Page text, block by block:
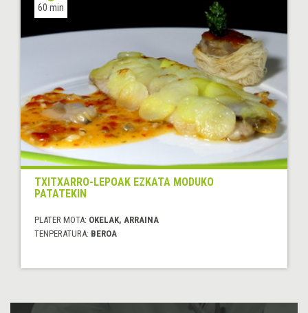
60 min
TXITXARRO-LEPOAK EZKATA MODUKO
PATATEKIN
PLATER MOTA: OKELAK, ARRAINA
TENPERATURA: BEROA